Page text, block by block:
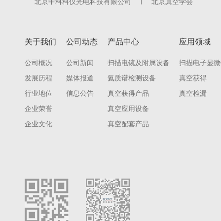
北京中科科仪光电科技有限公司 北京真空学会
关于我们
公司概况
发展历程
行业地位
企业荣誉
企业文化
公司动态
公司新闻
媒体报道
信息公告
产品中心
扫描电镜及附属设备
氦质谱检测设备
真空获得产品
真空应用设备
真空配套产品
应用领域
扫描电子显
真空获得
真空检漏